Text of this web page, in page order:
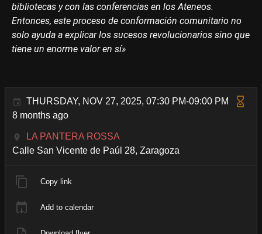
bibliotecas y con las conferencias en los Ateneos.
Entonces, este proceso de conformación comunitario no
solo ayuda a explicar los sucesos revolucionarios sino que
tiene un enorme valor en sí»
THURSDAY, NOV 27, 2025, 07:30 PM-09:00 PM
8 months ago
LA PANTERA ROSSA
Calle San Vicente de Paúl 28, Zaragoza
Copy link
Add to calendar